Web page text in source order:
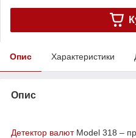
Опис Характеристики
Опис
Детектор валютModel 318 –